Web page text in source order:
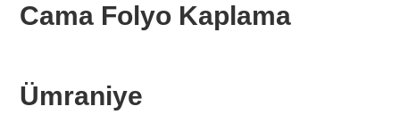
Cama Folyo Kaplama
Ümraniye